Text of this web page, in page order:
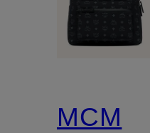
MCM